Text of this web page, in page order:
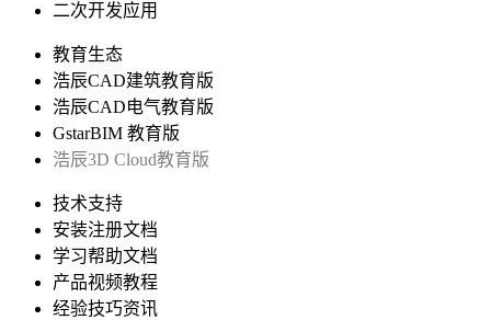
二次开发应用
教育生态
浩辰CAD建筑教育版
浩辰CAD电气教育版
GstarBIM 教育版
浩辰3D Cloud教育版
技术支持
安装注册文档
学习帮助文档
产品视频教程
经验技巧资讯